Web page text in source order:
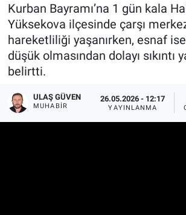
Kurban Bayramı’na 1 gün kala
Yüksekova ilçesinde çarşı
hareketliliği yaşanırken, esnaf ise
düşük olmasından dolayı sıkıntı
belirtti.
ULAŞ GÜVEN
MUHABIR
26.05.2026 - 12:17
YAYINLANMA
Tüm Manşetler
Son Dakika Haberleri